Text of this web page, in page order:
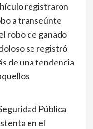
registraron
a transeúnte
robo de ganado
se registró
de una tendencia
Pública
en el